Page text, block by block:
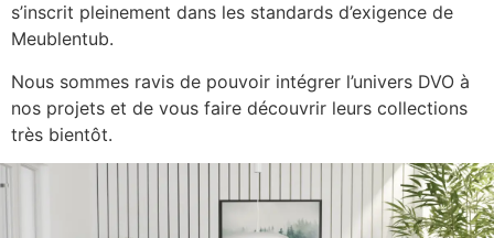
s’inscrit pleinement dans les standards d’exigence de
Meublentub.
Nous sommes ravis de pouvoir intégrer l’univers DVO à
nos projets et de vous faire découvrir leurs collections
très bientôt.